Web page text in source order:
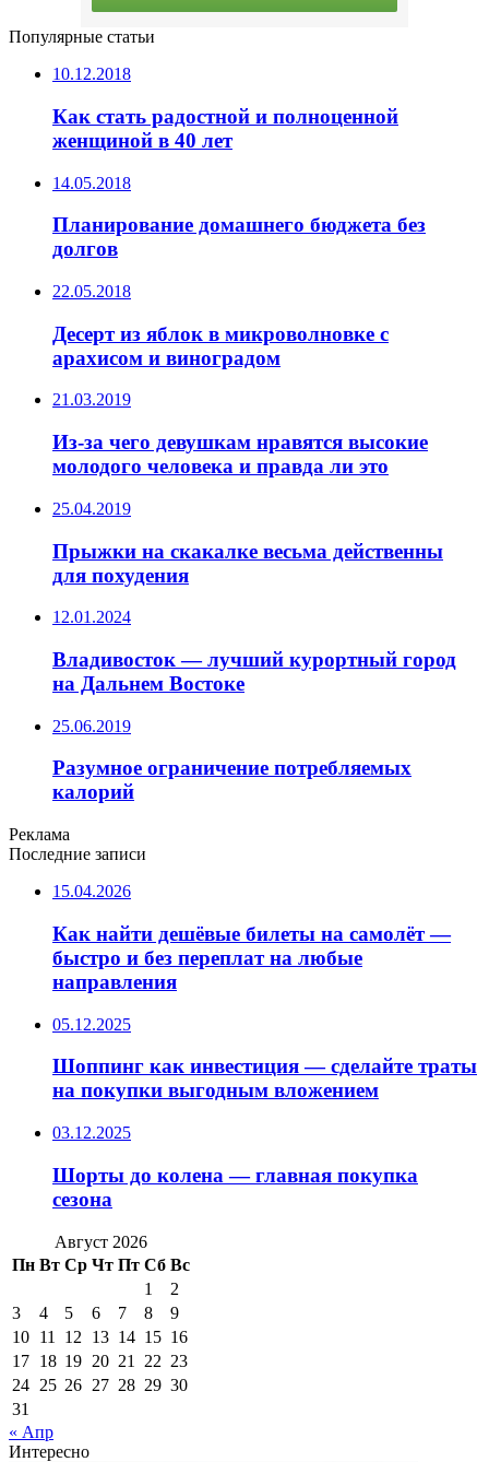
Популярные статьи
10.12.2018
Как стать радостной и полноценной
женщиной в 40 лет
14.05.2018
Планирование домашнего бюджета без
долгов
22.05.2018
Десерт из яблок в микроволновке с
арахисом и виноградом
21.03.2019
Из-за чего девушкам нравятся высокие
молодого человека и правда ли это
25.04.2019
Прыжки на скакалке весьма действенны
для похудения
12.01.2024
Владивосток — лучший курортный город
на Дальнем Востоке
25.06.2019
Разумное ограничение потребляемых
калорий
Реклама
Последние записи
15.04.2026
Как найти дешёвые билеты на самолёт —
быстро и без переплат на любые
направления
05.12.2025
Шоппинг как инвестиция — сделайте траты
на покупки выгодным вложением
03.12.2025
Шорты до колена — главная покупка
сезона
Август 2026
Пн Вт Ср Чт Пт Сб Вс
1
2
3
4 5 6 7 8
9
10 11 12 13 14 15 16
17 18 19 20 21 22 23
24 25 26 27 28 29 30
31
« Апр
Интересно